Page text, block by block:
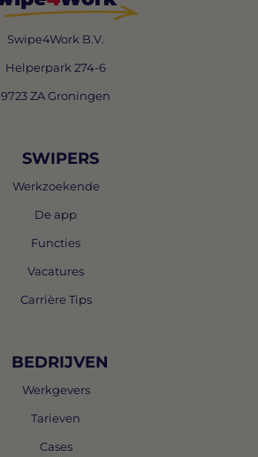
Swipe4Work B.V.
Helperpark 274-6
9723 ZA Groningen
SWIPERS
Werkzoekende
De app
Functies
Vacatures
Carrière Tips
BEDRIJVEN
Werkgevers
Tarieven
Cases